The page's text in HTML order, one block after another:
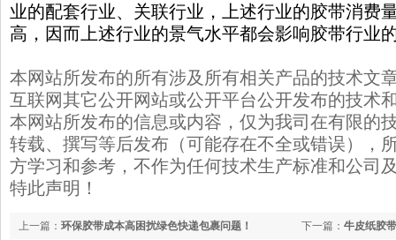
业的配套行业、关联行业，上述行业的胶带消费
高，因而上述行业的景气水平都会影响胶带行业
本网站所发布的所有涉及所有相关产品的技术文
互联网其它公开网站或公开平台公开发布的技术
本网站所发布的信息或内容，仅为我司在有限的
转载、撰写等后发布（可能存在不全或错误），
方学习和参考，不作为任何技术生产标准和公司
特此声明！
下一篇： 牛皮纸胶
上一篇： 环保胶带成本高困扰绿色快递包裹问题！